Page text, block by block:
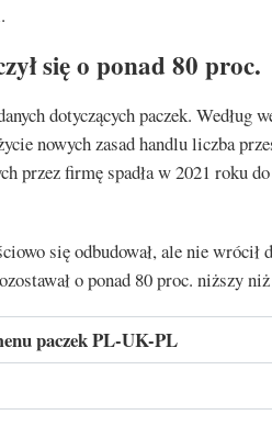
się o ponad 80 proc.
dotyczących paczek. Według
nowych zasad handlu liczba
przez firmę spadła w 2021 roku
się odbudował, ale nie wrócił
o ponad 80 proc. niższy
paczek PL-UK-PL